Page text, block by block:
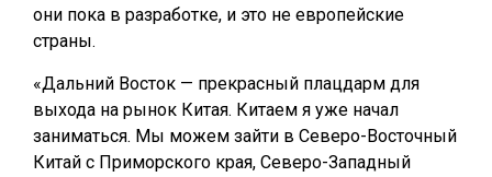
они пока в разработке, и это не европейские
страны.
«Дальний Восток — прекрасный плацдарм для
выхода на рынок Китая. Китаем я уже начал
заниматься. Мы можем зайти в Северо-Восточный
Китай с Приморского края, Северо-Западный